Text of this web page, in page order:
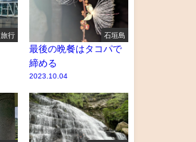
旅行 石垣島
最後の晩餐はタコパで
締める
2023.10.04